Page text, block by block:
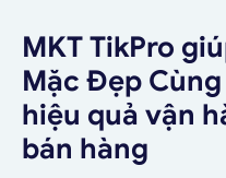
MKT TikPro
Mặc Đẹp
hiệu quả vận
bán hàng